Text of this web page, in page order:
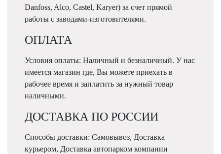
Danfoss, Alco, Castel, Karyer) за счет прямой
работы с заводами-изготовителями.
ОПЛАТА
Условия оплаты: Наличный и безналичный. У нас
имеется магазин где, Вы можете приехать в
рабочее время и заплатить за нужный товар
наличными.
ДОСТАВКА ПО РОССИИ
Способы доставки: Самовывоз, Доставка
курьером, Доставка автопарком компании